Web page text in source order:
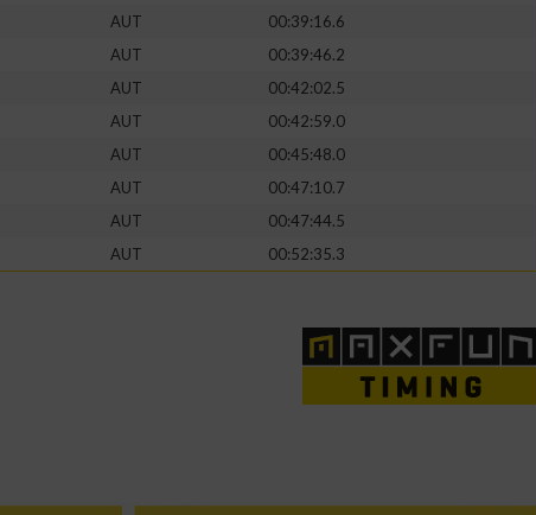
AUT
00:39:16.6
AUT
00:39:46.2
AUT
00:42:02.5
AUT
00:42:59.0
AUT
00:45:48.0
AUT
00:47:10.7
AUT
00:47:44.5
AUT 00:52:35.3